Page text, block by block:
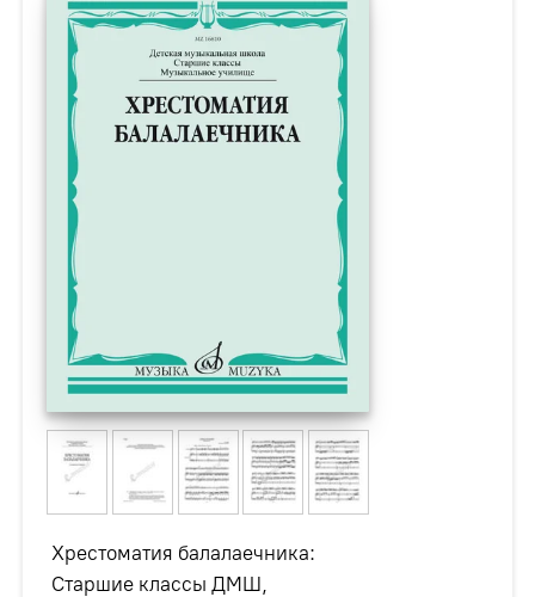
Хрестоматия балалаечника:
Старшие классы ДМШ,